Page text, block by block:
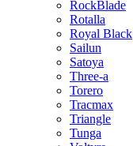
RockBlade
Rotalla
Royal Black
Sailun
Satoya
Three-a
Torero
Tracmax
Triangle
Tunga